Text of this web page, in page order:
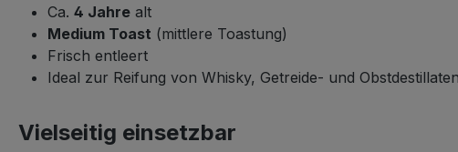
Ca. 4 Jahre alt
Medium Toast (mittlere Toastung)
Frisch entleert
Ideal zur Reifung von Whisky, Getreide- und
Vielseitig einsetzbar